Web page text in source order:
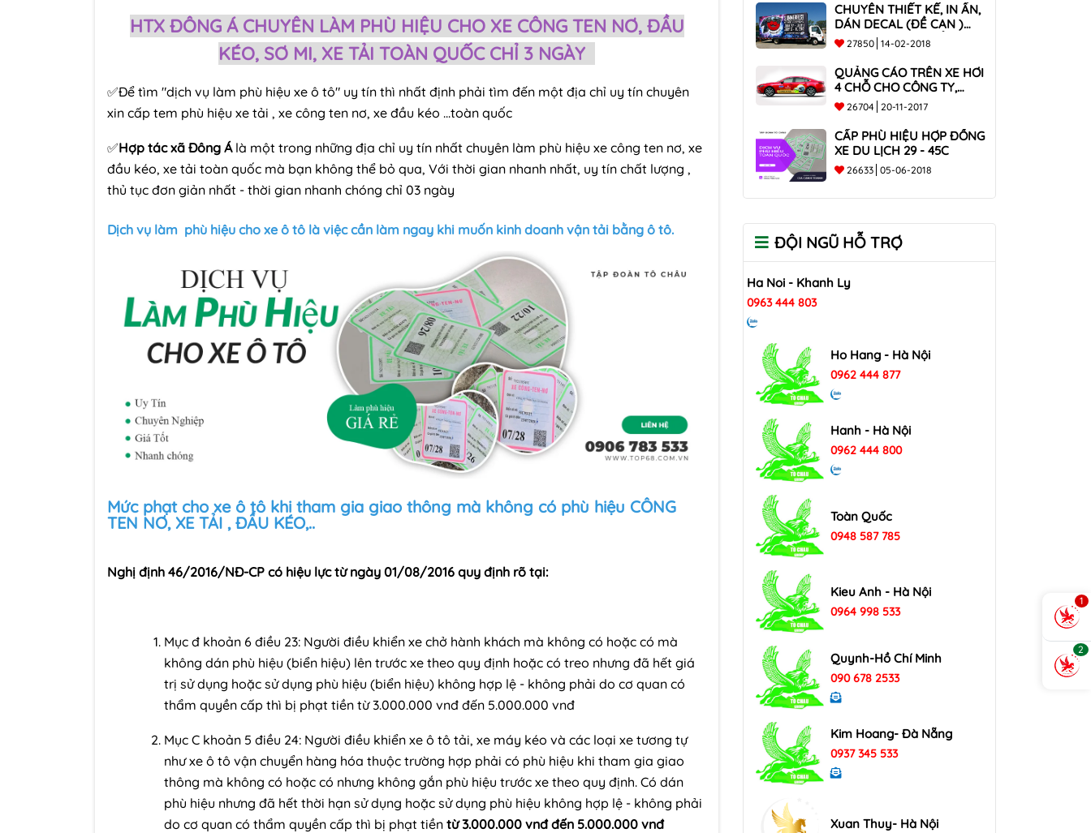
HTX ĐÔNG Á CHUYÊN LÀM PHÙ HIỆU CHO XE CÔNG TEN NƠ, ĐẦU
KÉO, SƠ MI, XE TẢI TOÀN QUỐC CHỈ 3 NGÀY
✅Để tìm "dịch vụ làm phù hiệu xe ô tô" uy tín thì nhất định phải tìm đến một địa chỉ uy tín chuyên
xin cấp tem phù hiệu xe tải , xe công ten nơ, xe đầu kéo ...toàn quốc
✅Hợp tác xã Đông Álà một trong những địa chỉ uy tín nhất chuyên làm phù hiệu xe công ten nơ, xe
đầu kéo, xe tải toàn quốc mà bạn không thể bỏ qua, Với thời gian nhanh nhất, uy tín chất lượng ,
thủ tục đơn giản nhất - thời gian nhanh chóng chỉ 03 ngày
Dịch vụ làm phù hiệu cho xe ô tô là việc cần làm ngay khi muốn kinh doanh vận tải bằng ô tô.
Mức phạt cho xe ô tô khi tham gia giao thông mà không có phù hiệu CÔNG
TEN NƠ, XE TẢI , ĐẦU KÉO,..
Nghị định 46/2016/NĐ-CP có hiệu lực từ ngày 01/08/2016 quy định rõ tại:
Mục đ khoản 6 điều 23: Người điều khiển xe chở hành khách mà không có hoặc có mà
không dán phù hiệu (biển hiệu) lên trước xe theo quy định hoặc có treo nhưng đã hết giá
trị sử dụng hoặc sử dụng phù hiệu (biển hiệu) không hợp lệ - không phải do cơ quan có
thẩm quyền cấp thì bị phạt tiền từ 3.000.000 vnđ đến 5.000.000 vnđ
Mục C khoản 5 điều 24: Người điều khiển xe ô tô tải, xe máy kéo và các loại xe tương tự
như xe ô tô vận chuyển hàng hóa thuộc trường hợp phải có phù hiệu khi tham gia giao
thông mà không có hoặc có nhưng không gắn phù hiệu trước xe theo quy định. Có dán
phù hiệu nhưng đã hết thời hạn sử dụng hoặc sử dụng phù hiệu không hợp lệ - không phải
do cơ quan có thẩm quyền cấp thì bị phạt tiền từ 3.000.000 vnđ đến 5.000.000 vnđ
CHUYÊN THIẾT KẾ, IN ẤN,
DÁN DECAL (ĐỀ CAN )
TRÊN THÙNG XE TẢI CHO
CÔNG TY
27850 14-02-2018
QUẢNG CÁO TRÊN XE HƠI
4 CHỖ CHO CÔNG TY,
DOANH NGHIỆP
26704 20-11-2017
CẤP PHÙ HIỆU HỢP ĐỒNG
XE DU LỊCH 29 - 45C
26633 05-06-2018
ĐỘI NGŨ HỖ TRỢ
Ha Noi - Khanh Ly
0963 444 803
Ho Hang - Hà Nội
0962 444 877
Hanh - Hà Nội
0962 444 800
Toàn Quốc
0948 587 785
Kieu Anh - Hà Nội
0964 998 533
Quynh-Hồ Chí Minh
090 678 2533
Kim Hoang- Đà Nẵng
0937 345 533
Xuan Thuy- Hà Nội
1
2